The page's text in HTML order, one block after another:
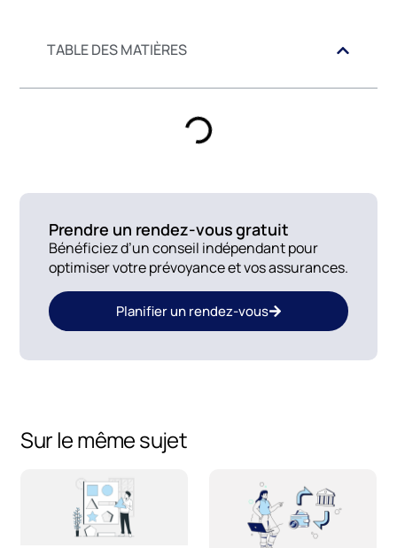
TABLE DES MATIÈRES
Prendre un rendez-vous gratuit
Bénéficiez d’un conseil indépendant pour
optimiser votre prévoyance et vos assurances.
Planifier un rendez-vous
Sur le même sujet